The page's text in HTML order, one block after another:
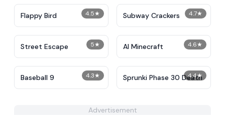
4.5★
Flappy Bird 4.7★
Subway Crackers
5★
Street Escape 4.6★
AI Minecraft
4.3★
Baseball 9 4.4★
Sprunki Phase 30 Death
Advertisement